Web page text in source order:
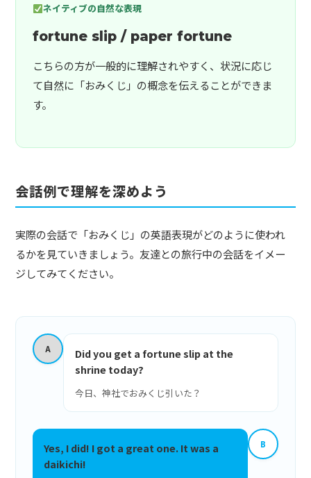
ネイティブの自然な表現
fortune slip / paper fortune
こちらの方が一般的に理解されやすく、状況に応じ
て自然に「おみくじ」の概念を伝えることができま
す。
会話例で理解を深めよう
実際の会話で「おみくじ」の英語表現がどのように使われ
るかを見ていきましょう。友達との旅行中の会話をイメー
ジしてみてください。
A
Did you get a fortune slip at the
shrine today?
今日、神社でおみくじ引いた？
B
Yes, I did! I got a great one. It was a
daikichi!